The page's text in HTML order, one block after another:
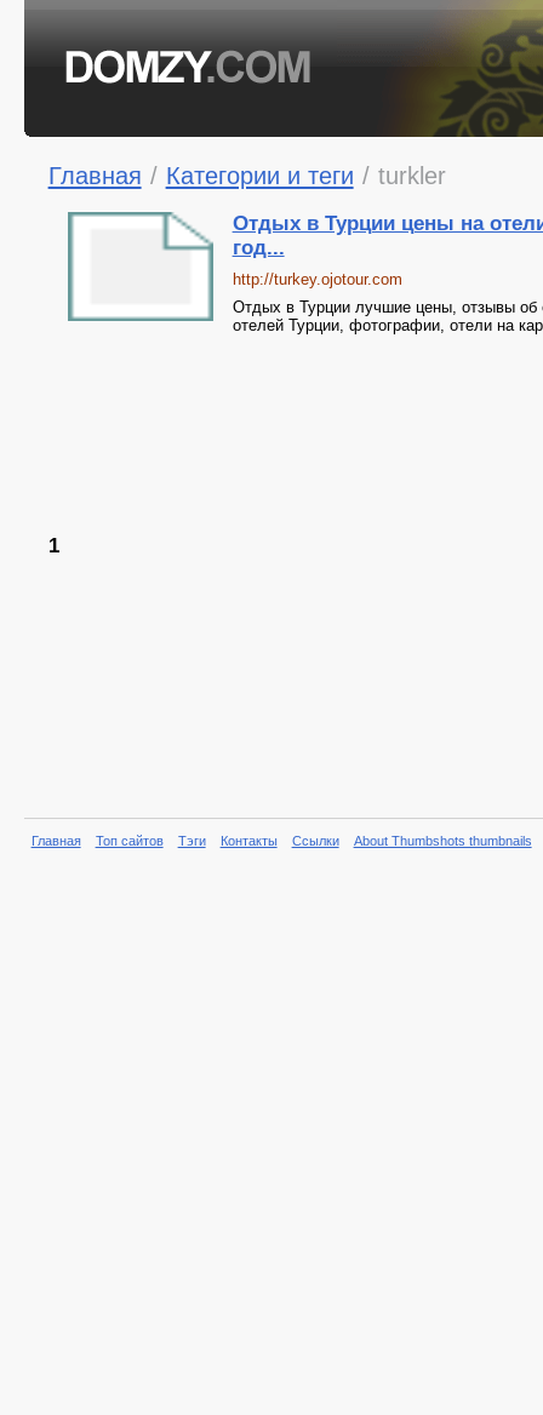
Главная / Категории и теги / turkler
Отдых в Турции цены на
год...
http://turkey.ojotour.com
Отдых в Турции лучшие цены, отзывы об
отелей Турции, фотографии, отели на
1
Главная Топ сайтов Тэги Контакты Ссылки About Thumbshots thumbnails